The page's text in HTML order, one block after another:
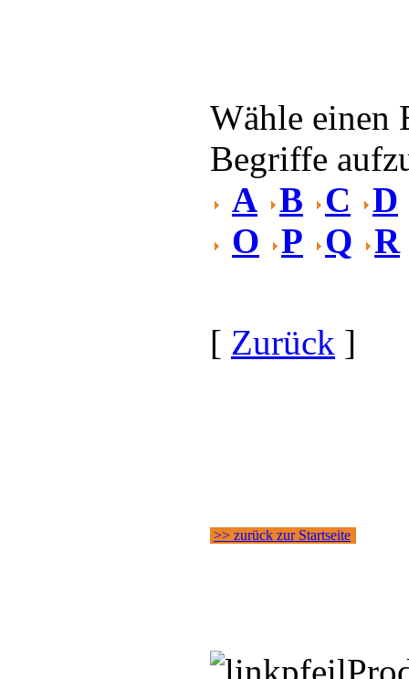
Wähle einen
Begriffe
A B C
D
O P Q R
[ Zurück ]
>> zurück zur Startseite